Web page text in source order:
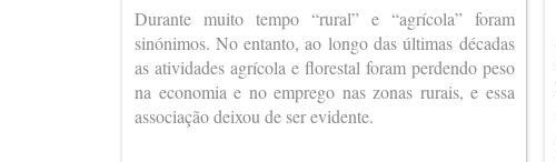
Durante muito tempo “rural” e “agrícola” foram
sinónimos. No entanto, ao longo das últimas décadas
as atividades agrícola e florestal foram perdendo peso
na economia e no emprego nas zonas rurais, e essa
associação deixou de ser evidente.